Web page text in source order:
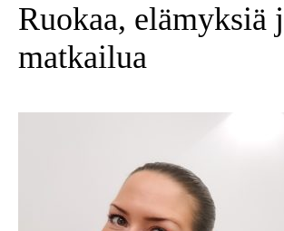
Ruokaa, elämyksiä
matkailua